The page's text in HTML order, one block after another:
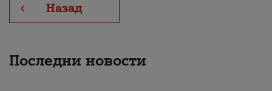
Назад
Последни новости